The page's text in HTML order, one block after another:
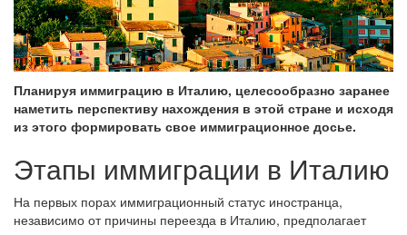
Планируя иммиграцию в Италию, целесообразно заранее
наметить перспективу нахождения в этой стране и исходя
из этого формировать свое иммиграционное досье.
Этапы иммиграции в Италию
На первых порах иммиграционный статус иностранца,
независимо от причины переезда в Италию, предполагает